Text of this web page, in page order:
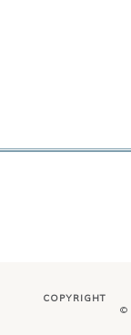
COPYRIGHT
©